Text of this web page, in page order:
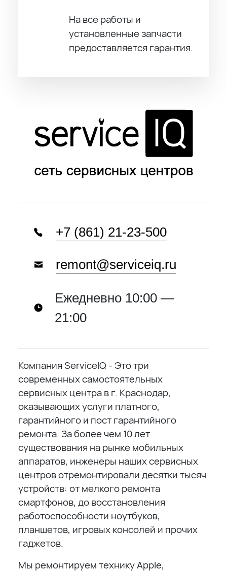
На все работы и
установленные запчасти
предоставляется гарантия.
+7 (861) 21-23-500
remont@serviceiq.ru
Ежедневно 10:00 —
21:00
Компания ServiceIQ - Это три
современных самостоятельных
сервисных центра в г. Краснодар,
оказывающих услуги платного,
гарантийного и пост гарантийного
ремонта. За более чем 10 лет
существования на рынке мобильных
аппаратов, инженеры наших сервисных
центров отремонтировали десятки тысяч
устройств: от мелкого ремонта
смартфонов, до восстановления
работоспособности ноутбуков,
планшетов, игровых консолей и прочих
гаджетов.
Мы ремонтируем технику Apple,